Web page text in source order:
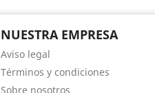
NUESTRA EMPRESA
Aviso legal
Términos y condiciones
Sobre nosotros